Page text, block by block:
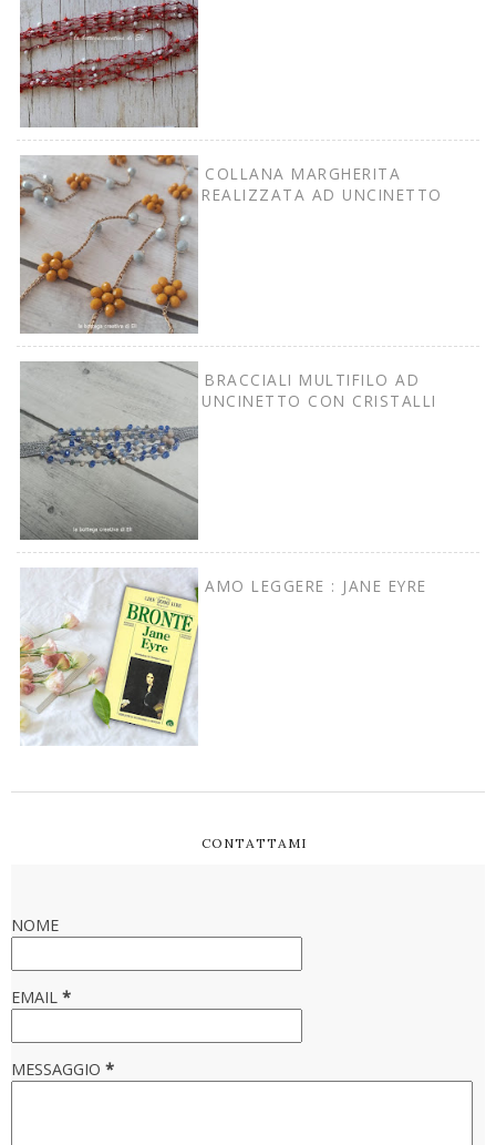
COLLANA MARGHERITA
REALIZZATA AD UNCINETTO
BRACCIALI MULTIFILO AD
UNCINETTO CON CRISTALLI
AMO LEGGERE : JANE EYRE
CONTATTAMI
NOME
EMAIL *
MESSAGGIO *